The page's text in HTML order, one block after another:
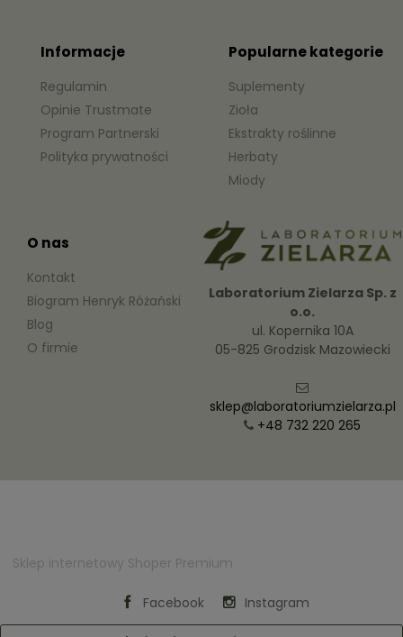
Laboratorium Zielarza Sp. z
o.o.
ul. Kopernika 10A
05-825 Grodzisk Mazowiecki
sklep@laboratoriumzielarza.pl
+48 732 220 265
Informacje
Regulamin
Opinie Trustmate
Program Partnerski
Polityka prywatności
Popularne kategorie
Suplementy
Zioła
Ekstrakty roślinne
Herbaty
Miody
O nas
Kontakt
Biogram Henryk Różański
Blog
O firmie
Sklep internetowy Shoper Premium
Facebook Instagram